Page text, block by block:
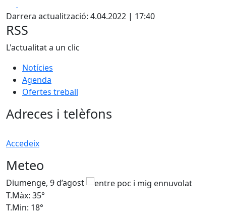
Darrera actualització: 4.04.2022 | 17:40
RSS
L'actualitat a un clic
Notícies
Agenda
Ofertes treball
Adreces i telèfons
Accedeix
Meteo
Diumenge, 9 d’agost
T.Màx: 35°
T.Min: 18°